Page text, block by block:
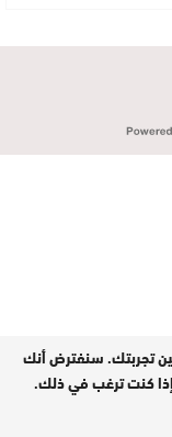
تجربتك. سنفترض أنك
كنت ترغب في ذلك.